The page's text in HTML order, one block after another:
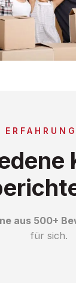
aus 500+
für sich.